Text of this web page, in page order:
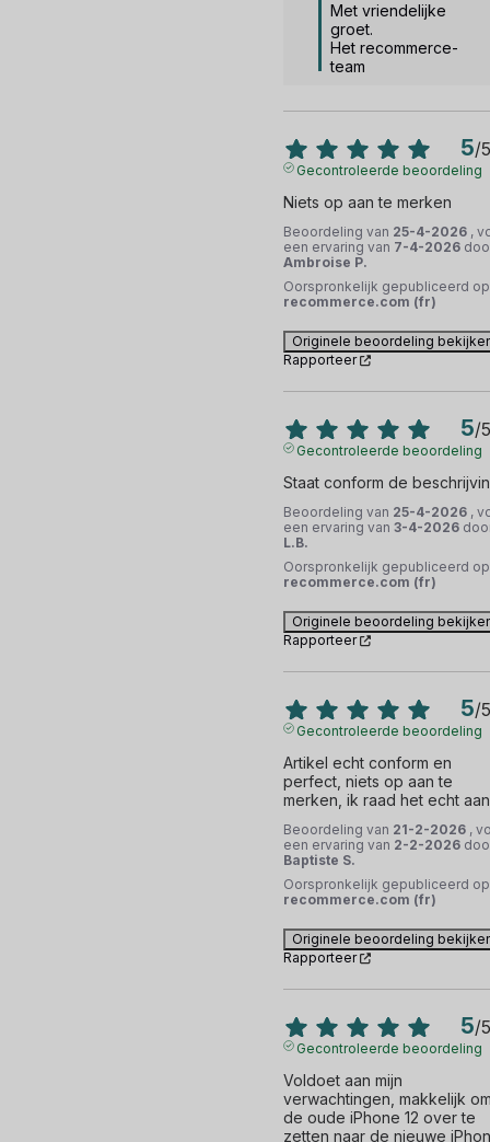
Met vriendelijke
groet.
Het recommerce-
team
5/5
Gecontroleerde beoordeling
Niets op aan te merken
Beoordeling van 25-4-2026 ,
een ervaring van 7-4-2026
Ambroise P.
Oorspronkelijk gepubliceerd op
recommerce.com (fr)
Originele beoordeling
Rapporteer
5/5
Gecontroleerde beoordeling
Staat conform de
Beoordeling van 25-4-2026 ,
een ervaring van 3-4-2026
L.B.
Oorspronkelijk gepubliceerd op
recommerce.com (fr)
Originele beoordeling
Rapporteer
5/5
Gecontroleerde beoordeling
Artikel echt conform en
perfect, niets op aan te
merken, ik raad het echt
Beoordeling van 21-2-2026 ,
een ervaring van 2-2-2026
Baptiste S.
Oorspronkelijk gepubliceerd op
recommerce.com (fr)
Originele beoordeling
Rapporteer
5/5
Gecontroleerde beoordeling
Voldoet aan mijn
verwachtingen, makkelijk
de oude iPhone 12 over te
zetten naar de nieuwe